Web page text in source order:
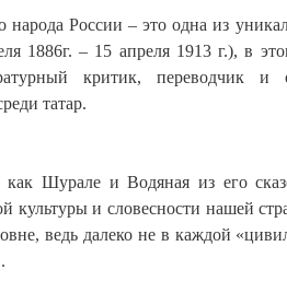
народа России – это одна из
1886г. – 15 апреля 1913 г.), в
критик, переводчик и
татар.
Шурале и Водяная из его
культуры и словесности нашей
ведь далеко не в каждой